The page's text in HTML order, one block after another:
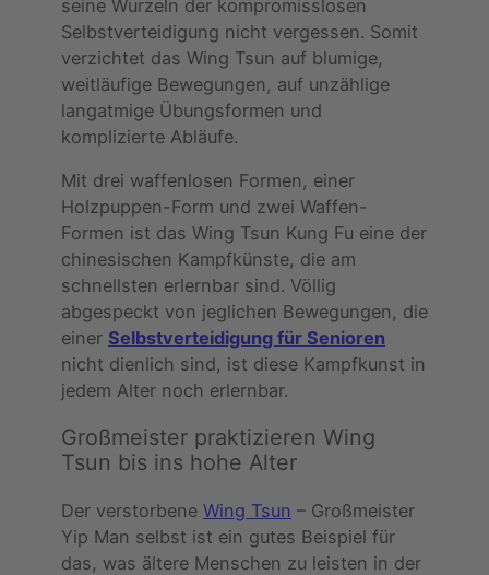
seine Wurzeln der kompromisslosen
Selbstverteidigung nicht vergessen. Somit
verzichtet das Wing Tsun auf blumige,
weitläufige Bewegungen, auf unzählige
langatmige Übungsformen und
komplizierte Abläufe.
Mit drei waffenlosen Formen, einer
Holzpuppen-Form und zwei Waffen-
Formen ist das Wing Tsun Kung Fu eine der
chinesischen Kampfkünste, die am
schnellsten erlernbar sind. Völlig
abgespeckt von jeglichen Bewegungen, die
einer Selbstverteidigung für Senioren
nicht dienlich sind, ist diese Kampfkunst in
jedem Alter noch erlernbar.
Großmeister praktizieren Wing
Tsun bis ins hohe Alter
Der verstorbene Wing Tsun – Großmeister
Yip Man selbst ist ein gutes Beispiel für
das, was ältere Menschen zu leisten in der